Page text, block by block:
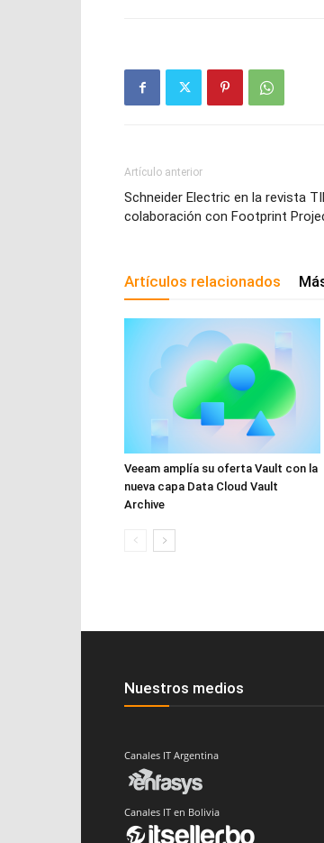
Artículo anterior
Schneider Electric en la revista
colaboración con Footprint
Artículos relacionados
Veeam amplía su oferta Vault con la
nueva capa Data Cloud Vault
Archive
Nuestros medios
Canales IT Argentina
Canales IT en Bolivia